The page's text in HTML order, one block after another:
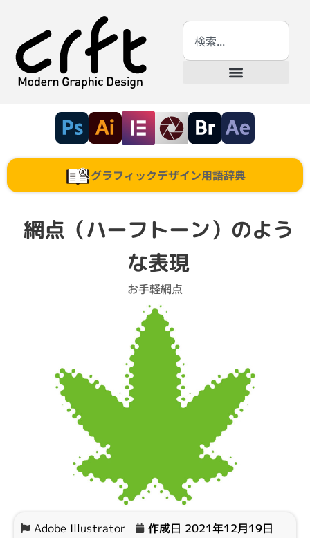
グラフィックデザイン用語辞典
網点（ハーフトーン）のよう
な表現
お手軽網点
Adobe Illustrator 作成日 2021年12月19日